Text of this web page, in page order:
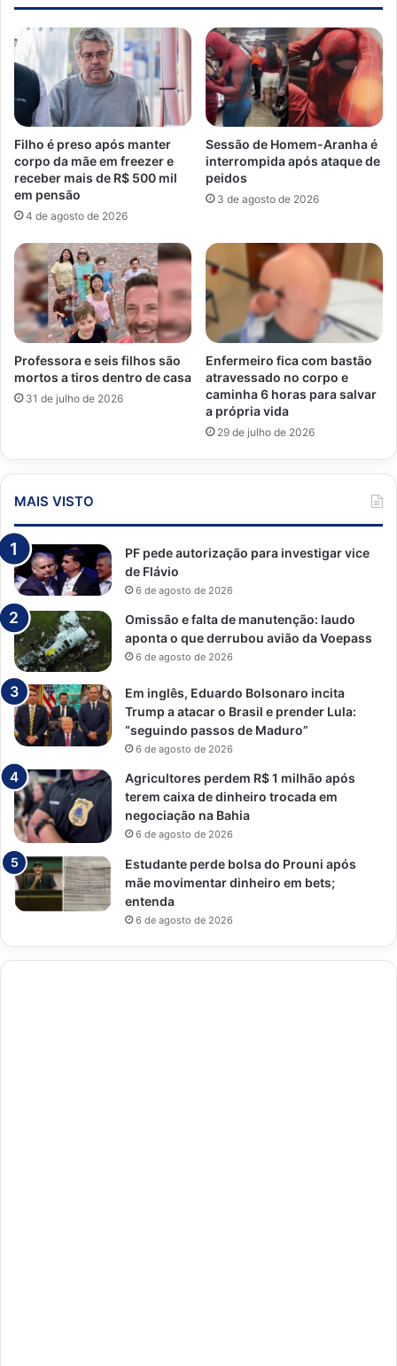
Filho é preso após manter
corpo da mãe em freezer e
receber mais de R$ 500 mil
em pensão
4 de agosto de 2026
Sessão de Homem-Aranha é
interrompida após ataque de
peidos
3 de agosto de 2026
Professora e seis filhos são
mortos a tiros dentro de casa
31 de julho de 2026
Enfermeiro fica com bastão
atravessado no corpo e
caminha 6 horas para salvar
a própria vida
29 de julho de 2026
MAIS VISTO
PF pede autorização para investigar vice
de Flávio
6 de agosto de 2026
Omissão e falta de manutenção: laudo
aponta o que derrubou avião da Voepass
6 de agosto de 2026
Em inglês, Eduardo Bolsonaro incita
Trump a atacar o Brasil e prender Lula:
“seguindo passos de Maduro”
6 de agosto de 2026
Agricultores perdem R$ 1 milhão após
terem caixa de dinheiro trocada em
negociação na Bahia
6 de agosto de 2026
Estudante perde bolsa do Prouni após
mãe movimentar dinheiro em bets;
entenda
6 de agosto de 2026